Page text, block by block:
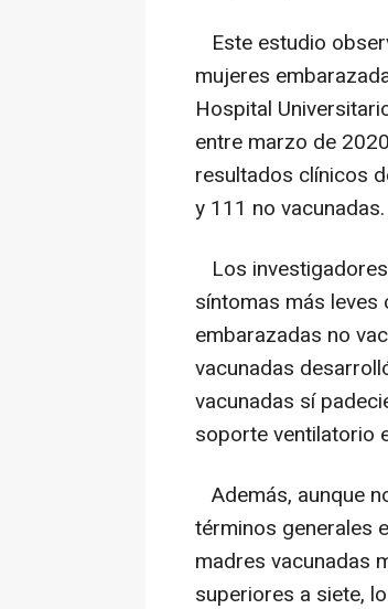
Este estudio
mujeres
Hospital
entre marzo de
resultados clínicos
y 111 no vacunadas.
Los
síntomas más
embarazadas no
vacunadas
vacunadas sí
soporte ventilatorio
Además, aunque
términos generales
madres vacunadas
superiores a siete,